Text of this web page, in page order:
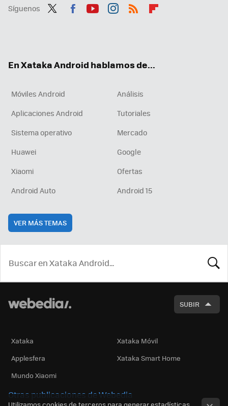
Síguenos
En Xataka Android hablamos de...
Móviles Android
Análisis
Aplicaciones Android
Tutoriales
Sistema operativo
Mercado
Huawei
Google
Xiaomi
Ofertas
Android Auto
Android 15
VER MÁS TEMAS
SUBIR
Xataka
Xataka Móvil
Applesfera
Xataka Smart Home
Mundo Xiaomi
Otras publicaciones de Webedia